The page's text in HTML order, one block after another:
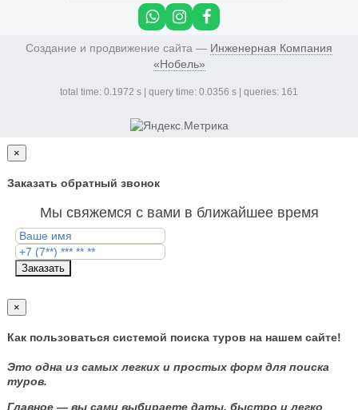
Создание и продвижение сайта — Инженерная Компания
«Нобель»
total time: 0.1972 s | query time: 0.0356 s | queries: 161
×
Заказать обратный звонок
Мы свяжемся с вами в ближайшее время
Заказать
×
Как пользоваться системой поиска туров на нашем сайте!
Это одна из самых легких и простых форм для поиска
туров.
Главное — вы сами выбираете даты, быстро и легко